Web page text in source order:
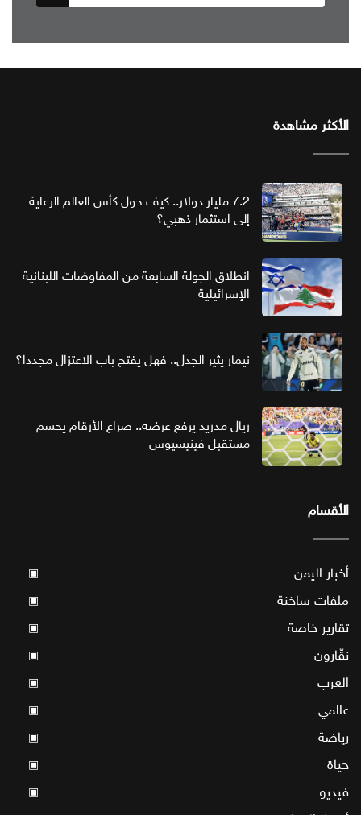
الأكثر مشاهدة
7.2 مليار دولار.. كيف حول كأس العالم الرعاية
إلى استثمار ذهبي؟
انطلاق الجولة السابعة من المفاوضات اللبنانية
الإسرائيلية
نيمار يثير الجدل.. فهل يفتح باب الاعتزال مجددا؟
ريال مدريد يرفع عرضه.. صراع الأرقام يحسم
مستقبل فينيسيوس
الأقسام
أخبار اليمن ▣
ملفات ساخنة ▣
تقارير خاصة ▣
نقّارون ▣
العرب ▣
عالمي ▣
رياضة ▣
حياة ▣
فيديو ▣